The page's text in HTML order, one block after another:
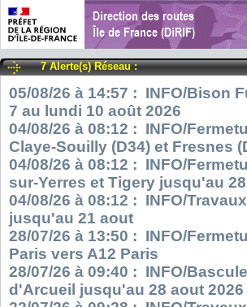
7 Alerte(s) Réseau :
05/08/26 à 14:57 : INFO/Bison
7 au lundi 10 août 2026
04/08/26 à 08:12 : INFO/
Claye-Souilly (D34) et Fresnes
04/08/26 à 08:12 : INFO/
sur-Yerres et Tigery jusqu'au
04/08/26 à 08:12 : INFO/
jusqu'au 21 aout
28/07/26 à 13:50 : INFO/
Paris vers A12 Paris
28/07/26 à 09:40 : INFO/
d'Arcueil jusqu'au 28 aout 2026